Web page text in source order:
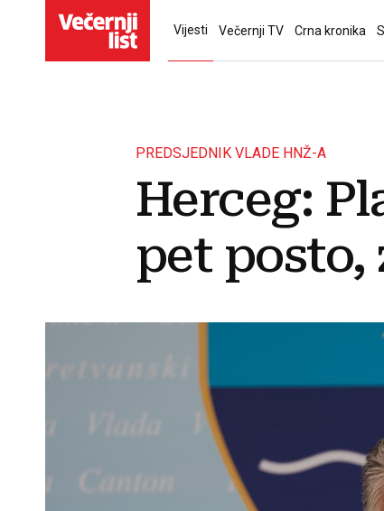
Vijesti Večernji TV Crna kronika
PREDSJEDNIK VLADE HNŽ-A
Herceg:
pet posto,